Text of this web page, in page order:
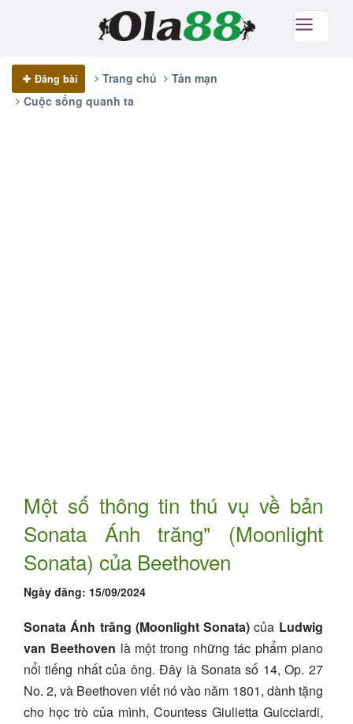
Đăng bài Trang chủ
Tản mạn
Cuộc sống quanh ta
Một số thông tin thú vụ về bản
Sonata Ánh trăng" (Moonlight
Sonata) của Beethoven
Ngày đăng: 15/09/2024
Sonata Ánh trăng (Moonlight Sonata)của Ludwig
van Beethoven là một trong những tác phẩm piano
nổi tiếng nhất của ông. Đây là Sonata số 14, Op. 27
No. 2, và Beethoven viết nó vào năm 1801, dành tặng
cho học trò của mình, Countess Giulietta Guicciardi,